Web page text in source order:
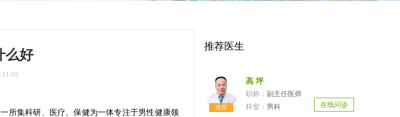
么好
11-02
所集科研、医疗、保健为一体专注于男性健康领
推荐医生
高 坪
副主任医师
男科
在线问诊